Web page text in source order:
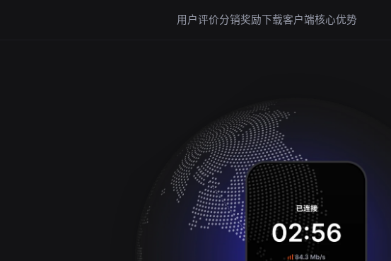
用户评价分销奖励下载客户端核心优势